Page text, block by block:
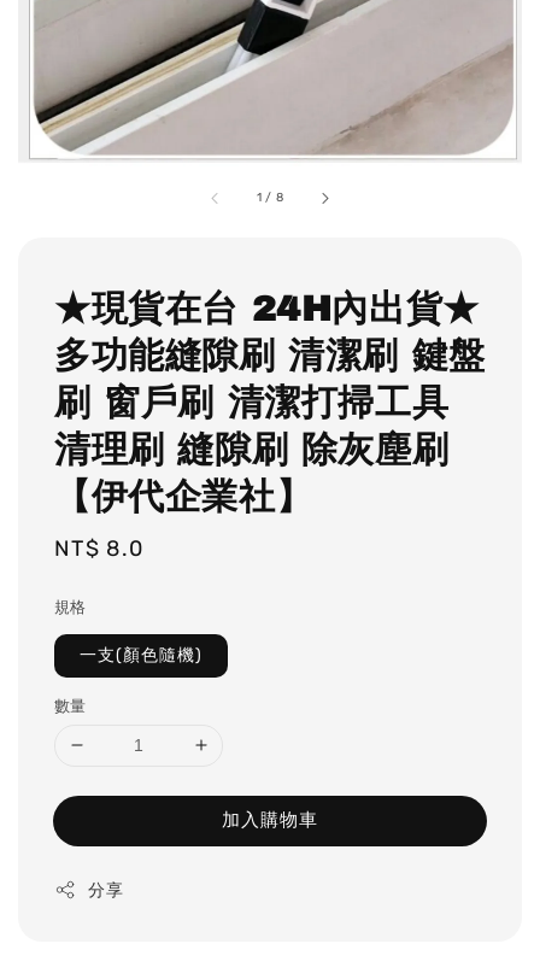
1 / 8
★現貨在台 24H內出貨★
多功能縫隙刷 清潔刷 鍵盤
刷 窗戶刷 清潔打掃工具
清理刷 縫隙刷 除灰塵刷
【伊代企業社】
Regular
NT$ 8.0
規格
一支(顏色隨機)
數量
加入購物車
分享